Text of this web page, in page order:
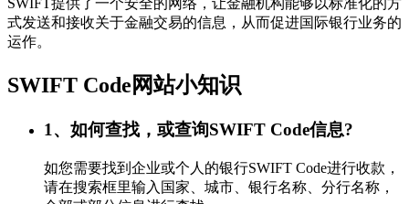
SWIFT提供了一个安全的网络，让金融机构能够以标准化的方
式发送和接收关于金融交易的信息，从而促进国际银行业务的
运作。
SWIFT Code网站小知识
1、如何查找，或查询SWIFT Code信息?
如您需要找到企业或个人的银行SWIFT Code进行收款，
请在搜索框里输入国家、城市、银行名称、分行名称，